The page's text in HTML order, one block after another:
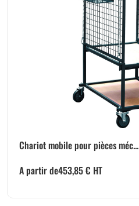
Chariot mobile pour pièces méc...
A partir de453,85€ HT